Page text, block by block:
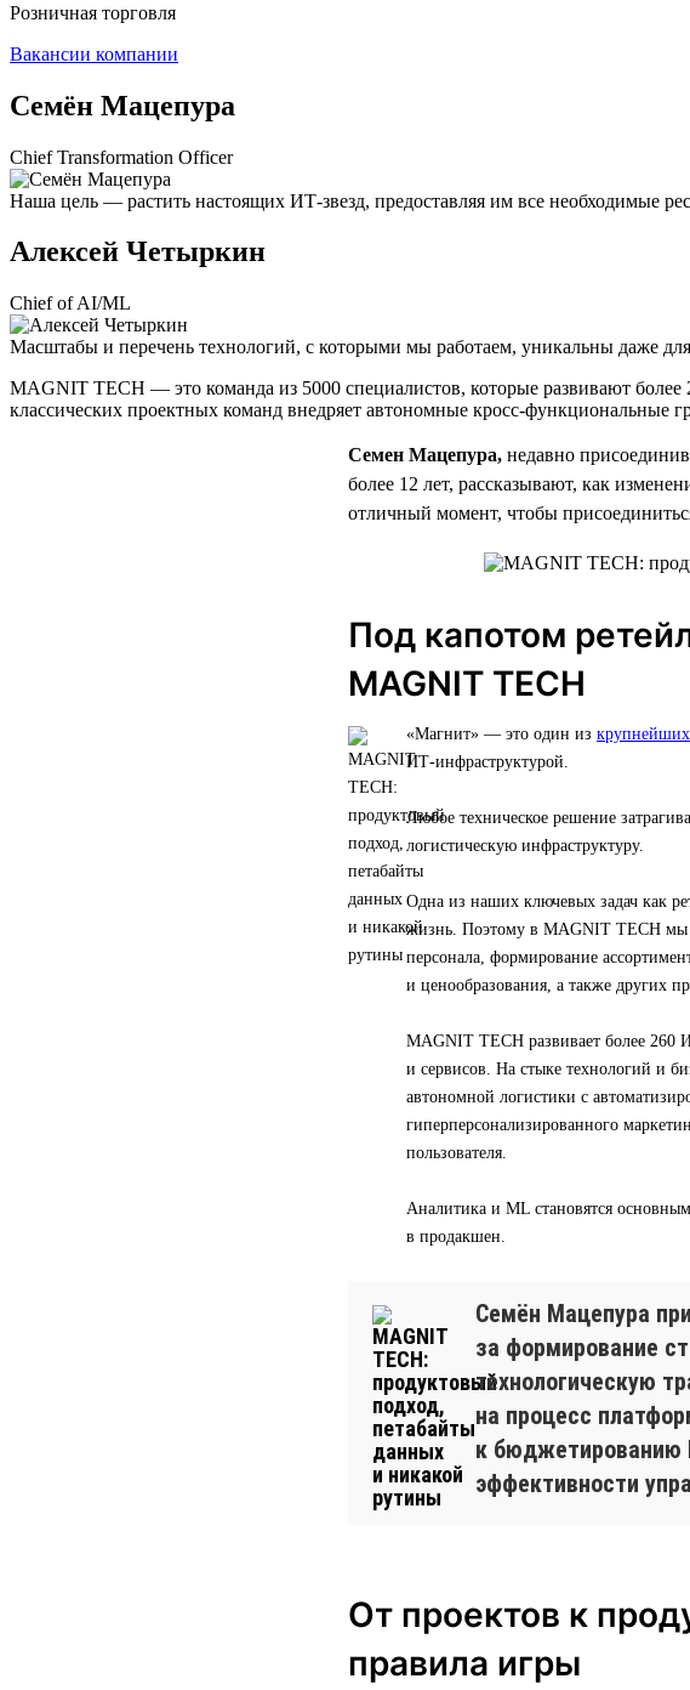
Розничная торговля
Вакансии компании
Семён Мацепура
Chief Transformation Officer
Наша цель — растить настоящих ИТ-звезд, предоставляя им все необходимые
Алексей Четыркин
Chief of AI/ML
Масштабы и перечень технологий, с которыми мы работаем, уникальны даже
MAGNIT TECH — это команда из 5000 специалистов, которые развивают
классических проектных команд внедряет автономные кросс-
Семен Мацепура, недавно
более 12 лет, рассказывают, как
отличный момент, чтобы
Под капотом
MAGNIT TECH
«Магнит» — это один из крупнейших
ИТ-инфраструктурой.
Любое техническое решение
логистическую инфраструктуру.
Одна из наших ключевых задач как
жизнь. Поэтому в MAGNIT TECH мы
персонала, формирование
и ценообразования, а также других
MAGNIT TECH развивает более 260
и сервисов. На стыке технологий и
автономной логистики с
гиперперсонализированного
пользователя.
Аналитика и ML становятся
в продакшен.
Семён Мацепура
за формирование
технологическую
на процесс
к бюджетированию
эффективности
От проектов к
правила игры